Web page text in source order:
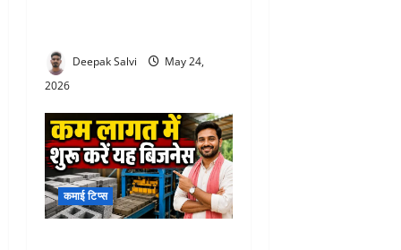
Deepak Salvi
May 24,
2026
कमाई टिप्स